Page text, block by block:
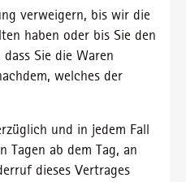
verweigern, bis wir die
haben oder bis Sie den
Sie die Waren
welches der
und in jedem Fall
Tagen ab dem Tag, an
dieses Vertrages